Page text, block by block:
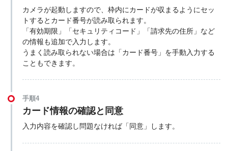
カメラが起動しますので、枠内にカードが収まるようにセッ
トするとカード番号が読み取られます。
「有効期限」「セキュリティコード」「請求先の住所」など
の情報も追加で入力します。
うまく読み取られない場合は「カード番号」を手動入力する
こともできます。
手順4
カード情報の確認と同意
入力内容を確認し問題なければ「同意」します。